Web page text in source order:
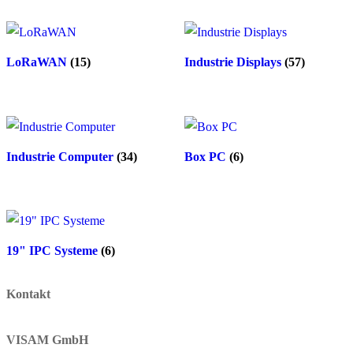
LoRaWAN (15) Industrie Displays (57)
Industrie Computer (34) Box PC (6)
19" IPC Systeme (6)
Kontakt
VISAM GmbH